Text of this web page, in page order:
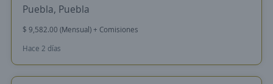
Puebla, Puebla
$ 9,582.00 (Mensual) + Comisiones
Hace 2 días